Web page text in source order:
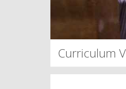
Curriculum